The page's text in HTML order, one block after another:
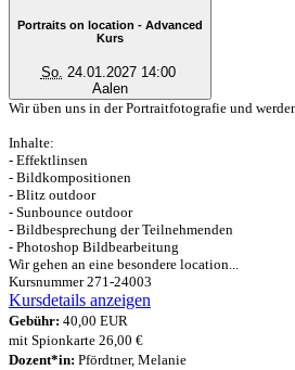
Portraits on location - Advanced
Kurs
So. 24.01.2027 14:00
Aalen
Wir üben uns in der Portraitfotografie und
Inhalte:
- Effektlinsen
- Bildkompositionen
- Blitz outdoor
- Sunbounce outdoor
- Bildbesprechung der Teilnehmenden
- Photoshop Bildbearbeitung
Wir gehen an eine besondere location...
Kursnummer 271-24003
Kursdetails anzeigen
Gebühr: 40,00 EUR
mit Spionkarte 26,00 €
Dozent*in: Pfördtner, Melanie